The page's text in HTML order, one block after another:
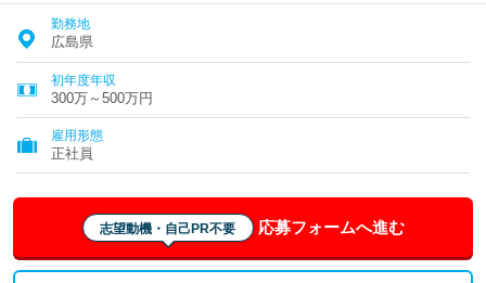
勤務地
広島県
初年度年収
300万～500万円
雇用形態
正社員
志望動機・自己PR不要 応募フォームへ進む